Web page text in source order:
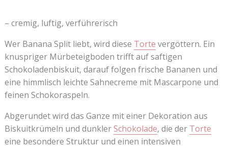
– cremig, luftig, verführerisch
Wer Banana Split liebt, wird diese Torte vergöttern. Ein
knuspriger Mürbeteigboden trifft auf saftigen
Schokoladenbiskuit, darauf folgen frische Bananen und
eine himmlisch leichte Sahnecreme mit Mascarpone und
feinen Schokoraspeln.
Abgerundet wird das Ganze mit einer Dekoration aus
Biskuitkrümeln und dunklerSchokolade, die der Torte
eine besondere Struktur und einen intensiven